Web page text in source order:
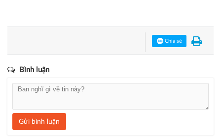
Chia sẻ
Bình luận
Gửi bình luận